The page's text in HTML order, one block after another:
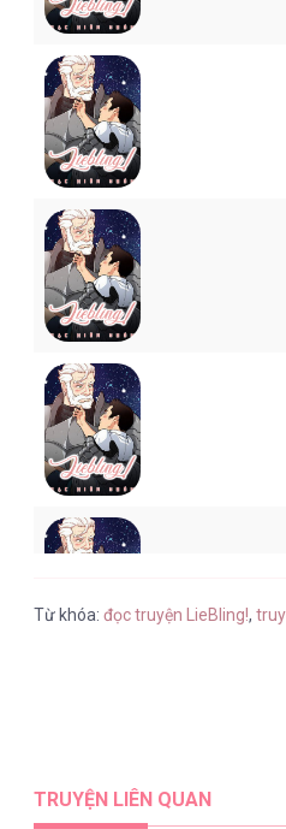
Từ khóa:đọc truyện LieBling!,
TRUYỆN LIÊN QUAN